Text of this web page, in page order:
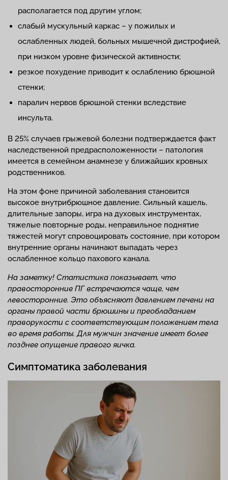
располагается под другим углом;
слабый мускульный каркас – у пожилых и
ослабленных людей, больных мышечной дистрофией,
при низком уровне физической активности;
резкое похудение приводит к ослаблению брюшной
стенки;
паралич нервов брюшной стенки вследствие
инсульта.
В 25% случаев грыжевой болезни подтверждается факт
наследственной предрасположенности – патология
имеется в семейном анамнезе у ближайших кровных
родственников.
На этом фоне причиной заболевания становится
высокое внутрибрюшное давление. Сильный кашель,
длительные запоры, игра на духовых инструментах,
тяжелые повторные роды, неправильное поднятие
тяжестей могут спровоцировать состояние, при котором
внутренние органы начинают выпадать через
ослабленное кольцо пахового канала.
На заметку! Статистика показывает, что
правосторонние ПГ встречаются чаще, чем
левосторонние. Это объясняют давлением печени на
органы правой части брюшины и преобладанием
праворукости с соответствующим положением тела
во время работы. Для мужчин значение имеет более
позднее опущение правого яичка.
Симптоматика заболевания